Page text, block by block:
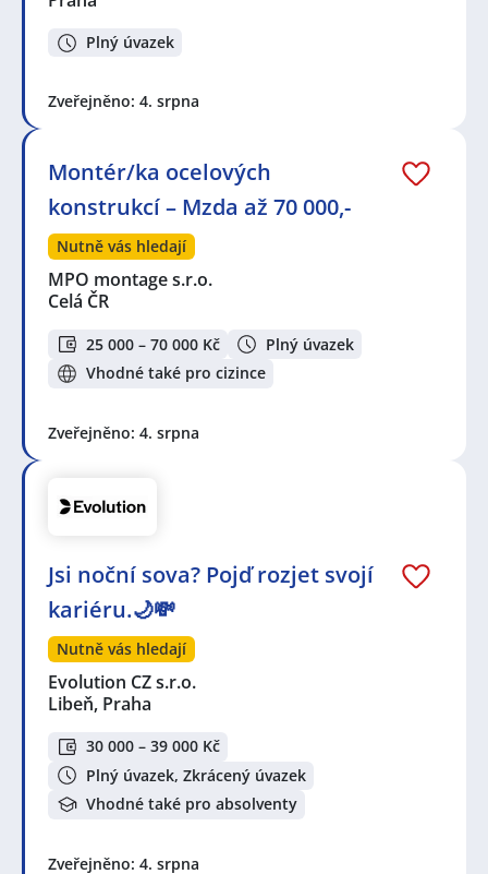
Plný úvazek
Zveřejněno: 4. srpna
Montér/ka ocelových
konstrukcí – Mzda až 70 000,-
Nutně vás hledají
MPO montage s.r.o.
Celá ČR
25 000 – 70 000 Kč
Plný úvazek
Vhodné také pro cizince
Zveřejněno: 4. srpna
Jsi noční sova? Pojď rozjet svojí
kariéru.🌙💸
Nutně vás hledají
Evolution CZ s.r.o.
Libeň, Praha
30 000 – 39 000 Kč
Plný úvazek, Zkrácený úvazek
Vhodné také pro absolventy
Zveřejněno: 4. srpna